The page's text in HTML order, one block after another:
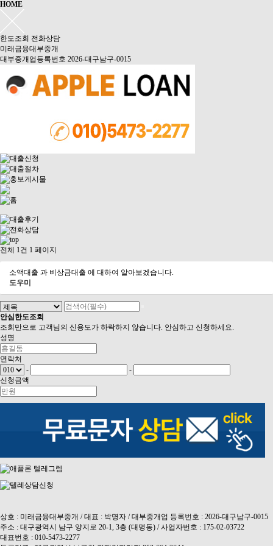
HOME
한도조회 전화상담
미래금융대부중개
대부중개업등록번호 2026-대구남구-0015
전체 1건 1 페이지
소액대출 과 비상금대출 에 대하여 알아보겠습니다.
도우미
안심 한도조회
조회만으로 고객님의 신용도가 하락하지 않습니다. 안심하고 신청하세요.
성명
연락처
-
-
신청금액
상호 : 미래금융대부중개 / 대표 : 박명자 / 대부중개업 등록번호 : 2026-대구남구-0015
주소 : 대구광역시 남구 양지로 20-1, 3층 (대명동) / 사업자번호 : 175-02-03722
대표번호 : 010-5473-2277